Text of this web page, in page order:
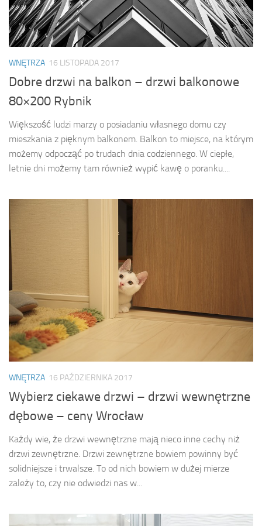
WNĘTRZA 16 LISTOPADA 2017
Dobre drzwi na balkon – drzwi balkonowe
80×200 Rybnik
Większość ludzi marzy o posiadaniu własnego domu czy
mieszkania z pięknym balkonem. Balkon to miejsce, na którym
możemy odpocząć po trudach dnia codziennego. W ciepłe,
letnie dni możemy tam również wypić kawę o poranku....
WNĘTRZA 16 PAŹDZIERNIKA 2017
Wybierz ciekawe drzwi – drzwi wewnętrzne
dębowe – ceny Wrocław
Każdy wie, że drzwi wewnętrzne mają nieco inne cechy niż
drzwi zewnętrzne. Drzwi zewnętrzne bowiem powinny być
solidniejsze i trwalsze. To od nich bowiem w dużej mierze
zależy to, czy nie odwiedzi nas w...